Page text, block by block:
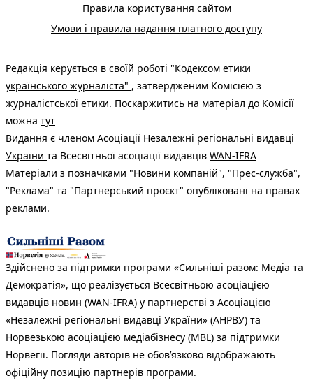
Правила користування сайтом
Умови і правила надання платного доступу
Редакція керується в своїй роботі "Кодексом етики
українського журналіста" , затвердженим Комісією з
журналістської етики. Поскаржитись на матеріал до Комісії
можна тут
Видання є членом Асоціації Незалежні регіональні видавці
України та Всесвітньої асоціації видавців WAN-IFRA
Матеріали з позначками "Новини компаній", "Прес-служба",
"Реклама" та "Партнерський проєкт" опубліковані на правах
реклами.
Здійснено за підтримки програми «Сильніші разом: Медіа та
Демократія», що реалізується Всесвітньою асоціацією
видавців новин (WAN-IFRA) у партнерстві з Асоціацією
«Незалежні регіональні видавці України» (АНРВУ) та
Норвезькою асоціацією медіабізнесу (MBL) за підтримки
Норвегії. Погляди авторів не обов’язково відображають
офіційну позицію партнерів програми.